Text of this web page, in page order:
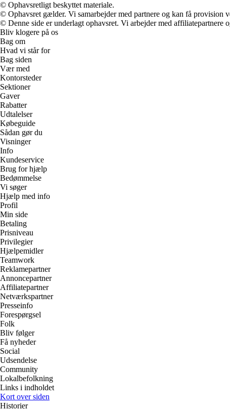
© Ophavsretligt beskyttet materiale.
© Ophavsret gælder. Vi samarbejder med partnere og kan få provision
© Denne side er underlagt ophavsret. Vi arbejder med
Bliv klogere på os
Bag om
Hvad vi står for
Bag siden
Vær med
Kontorsteder
Sektioner
Gaver
Rabatter
Udtalelser
Købeguide
Sådan gør du
Visninger
Info
Kundeservice
Brug for hjælp
Bedømmelse
Vi søger
Hjælp med info
Profil
Min side
Betaling
Prisniveau
Privilegier
Hjælpemidler
Teamwork
Reklamepartner
Annoncepartner
Affiliatepartner
Netværkspartner
Presseinfo
Forespørgsel
Folk
Bliv følger
Få nyheder
Social
Udsendelse
Community
Lokalbefolkning
Links i indholdet
Kort over siden
Historier